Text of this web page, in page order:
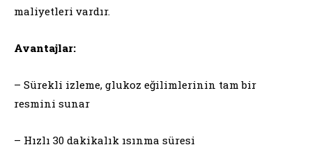
maliyetleri vardır.
Avantajlar:
– Sürekli izleme, glukoz eğilimlerinin tam bir
resmini sunar
– Hızlı 30 dakikalık ısınma süresi